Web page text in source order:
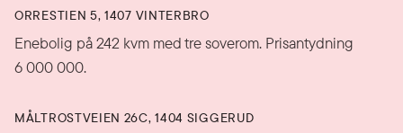
ORRESTIEN 5, 1407 VINTERBRO
Enebolig på 242 kvm med tre soverom. Prisantydning
6 000 000.
MÅLTROSTVEIEN 26C, 1404 SIGGERUD